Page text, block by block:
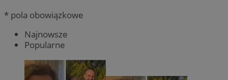
* pola obowiązkowe
Najnowsze
Popularne